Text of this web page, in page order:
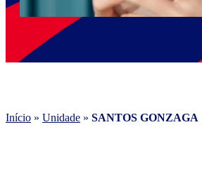
Início » Unidade » SANTOS GONZAGA